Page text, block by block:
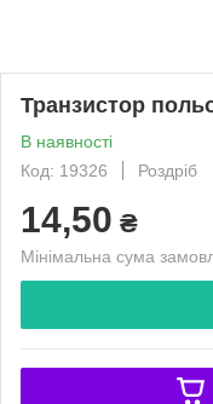
Транзистор
В наявності
Код: 19326
Роздріб
14,50 ₴
Мінімальна сума